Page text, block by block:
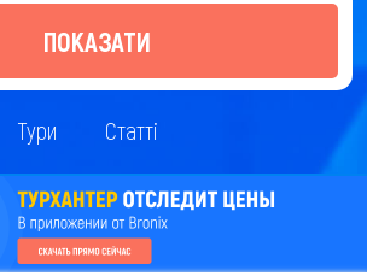
ПОКАЗАТИ
Тури Статті